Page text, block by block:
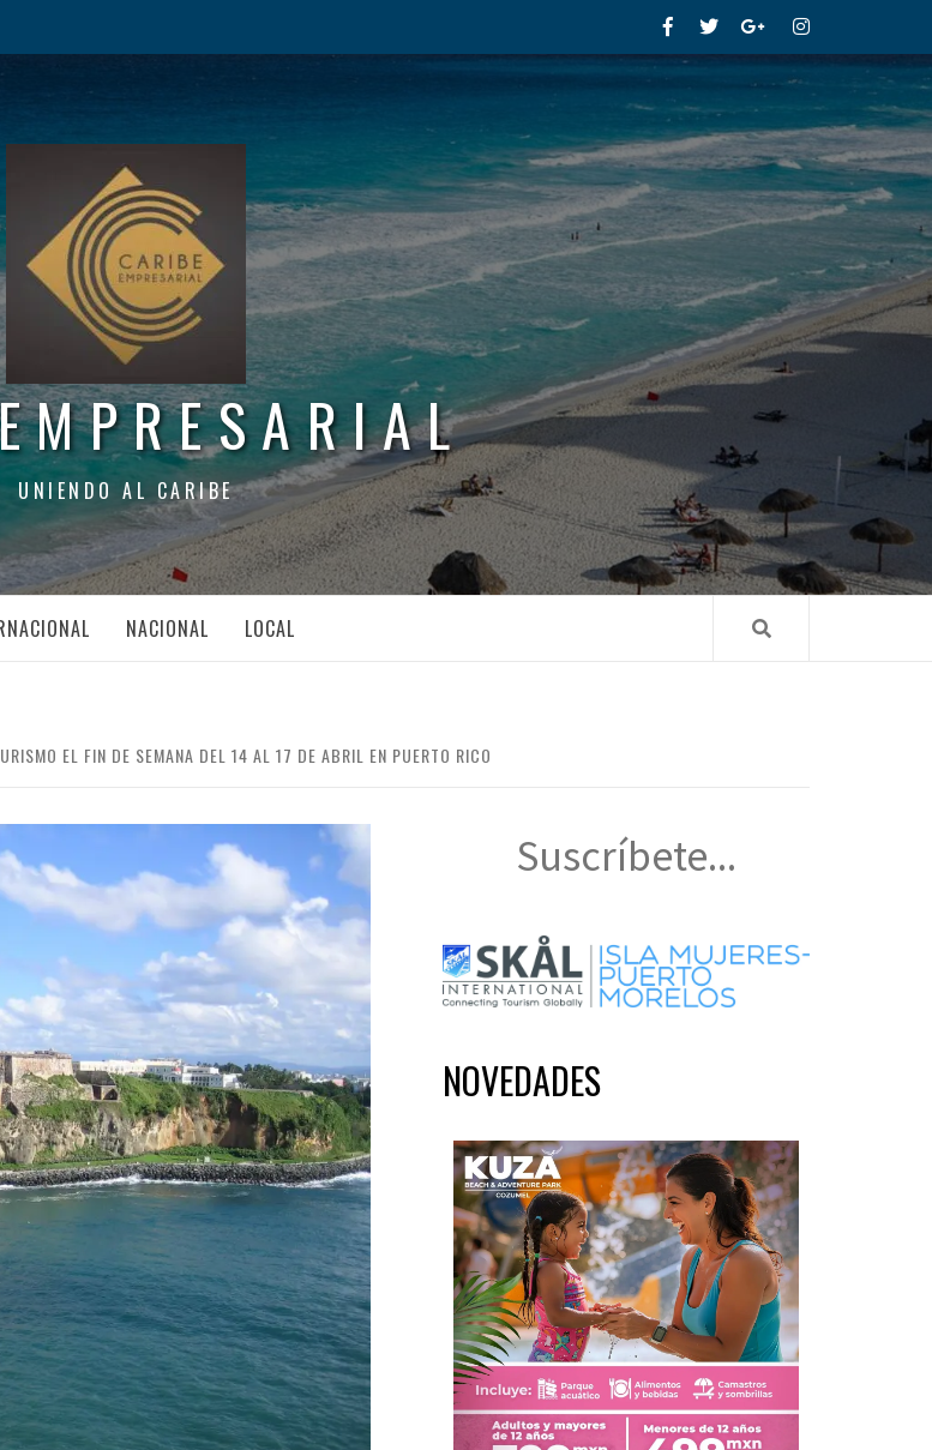
FacebookTwitterGoogle+Instagram
UNIENDO AL CARIBE
NACIONAL LOCAL
EL FIN DE SEMANA DEL 14 AL 17 DE ABRIL EN PUERTO RICO
Suscríbete...
NOVEDADES